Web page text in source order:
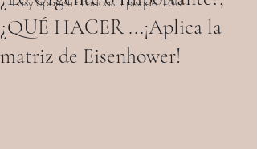
¿QUÉ HACER ...¡Aplica la
matriz de Eisenhower!